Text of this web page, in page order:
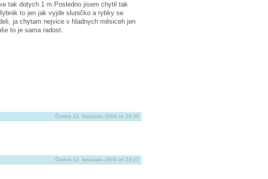
tak dotych 1 m.Posledno jisem chytil tak
to jen jak vyjde sluničko a rybky se
ja chytam nejvice v hladnych měsiceh jen
to je sama radost.
Čtvrtek 12. listopadu 2009 ve 23:38
Čtvrtek 12. listopadu 2009 ve 23:27